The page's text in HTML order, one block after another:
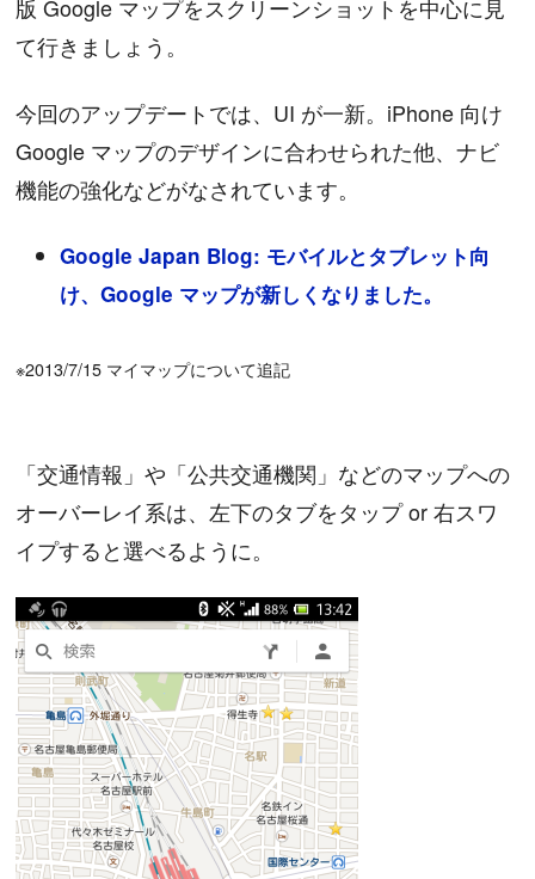
版 Google マップをスクリーンショットを中心に見
て行きましょう。
今回のアップデートでは、UI が一新。iPhone 向け
Google マップのデザインに合わせられた他、ナビ
機能の強化などがなされています。
Google Japan Blog: モバイルとタブレット向
け、Google マップが新しくなりました。
※2013/7/15 マイマップについて追記
「交通情報」や「公共交通機関」などのマップへの
オーバーレイ系は、左下のタブをタップ or 右スワ
イプすると選べるように。